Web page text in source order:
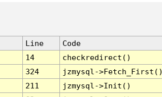
Line
Code
14
checkredirect()
324
jzmysql-
211
jzmysql->Init()